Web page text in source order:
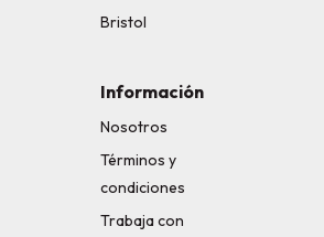
Bristol
Información
Nosotros
Términos y
condiciones
Trabaja con